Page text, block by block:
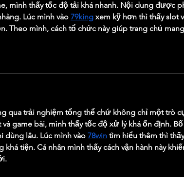
mình thấy tốc độ tải khá nhanh. Nội dung được
Lúc mình vào 79king xem kỹ hơn thì thấy slot
Theo mình, cách tổ chức này giúp trang chủ
qua trải nghiệm tổng thể chứ không chỉ một trò
game bài, mình thấy tốc độ xử lý khá ổn định.
dùng lâu. Lúc mình vào 78win tìm hiểu thêm thì
tiện. Cá nhân mình thấy cách vận hành này